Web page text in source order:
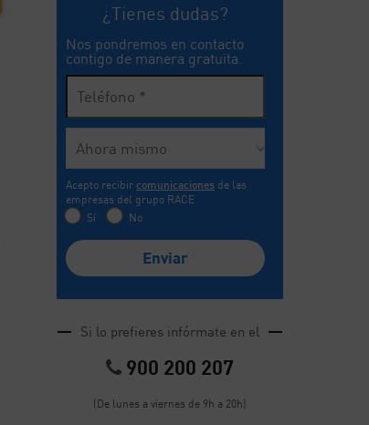
¿Tienes dudas?
Nos pondremos en contacto
contigo de manera gratuita.
Acepto recibir comunicaciones de las
empresas del grupo RACE
Sí
No
Si lo prefieres infórmate en el
900 200 207
(De lunes a viernes de 9h a 20h)